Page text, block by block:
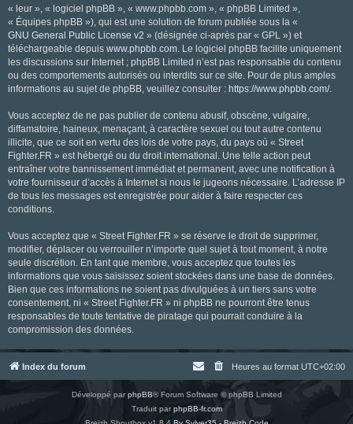
« leur », « logiciel phpBB », « www.phpbb.com », « phpBB Limited »,
« Équipes phpBB »), qui est une solution de forum publiée sous la «
GNU General Public License v2 » (désignée ci-après par « GPL ») et
téléchargeable depuis www.phpbb.com. Le logiciel phpBB facilite uniquement
les discussions sur Internet ; phpBB Limited n’est pas responsable du contenu
ou des comportements autorisés ou interdits sur ce site. Pour de plus amples
informations au sujet de phpBB, veuillez consulter : https://www.phpbb.com/.
Vous acceptez de ne pas publier de contenu abusif, obscène, vulgaire,
diffamatoire, haineux, menaçant, à caractère sexuel ou tout autre contenu
illicite, que ce soit en vertu des lois de votre pays, du pays où « Street
Fighter.FR » est hébergé ou du droit international. Une telle action peut
entraîner votre bannissement immédiat et permanent, avec une notification à
votre fournisseur d’accès à Internet si nous le jugeons nécessaire. L’adresse IP
de tous les messages est enregistrée pour aider à faire respecter ces
conditions.
Vous acceptez que « Street Fighter.FR » se réserve le droit de supprimer,
modifier, déplacer ou verrouiller n’importe quel sujet à tout moment, à notre
seule discrétion. En tant que membre, vous acceptez que toutes les
informations que vous saisissez soient stockées dans une base de données.
Bien que ces informations ne soient pas divulguées à un tiers sans votre
consentement, ni « Street Fighter.FR » ni phpBB ne pourront être tenus
responsables de toute tentative de piratage qui pourrait conduire à la
compromission des données.
Index du forum Heures au format UTC+02:00
Développé parphpBB® Forum Software © phpBB Limited
Traduit parphpBB-fr.com